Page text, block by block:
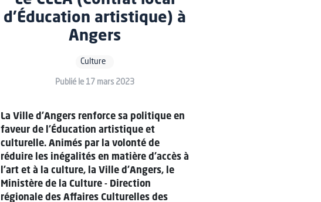
d'Éducation artistique) à
Angers
Culture
Publié le 17 mars 2023
La Ville d’Angers renforce sa politique en
faveur de l’Éducation artistique et
culturelle. Animés par la volonté de
réduire les inégalités en matière d’accès à
l’art et à la culture, la Ville d’Angers, le
Ministère de la Culture - Direction
régionale des Affaires Culturelles des